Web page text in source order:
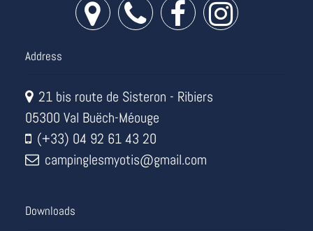
Address
21 bis route de Sisteron - Ribiers
05300 Val Buëch-Méouge
(+33) 04 92 61 43 20
campinglesmyotis@gmail.com
Downloads